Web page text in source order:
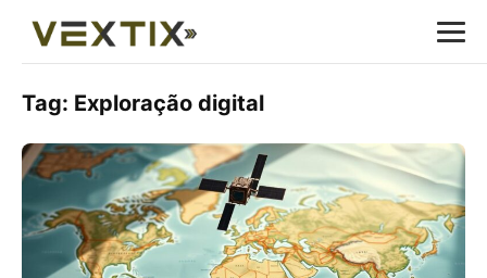
Tag: Exploração digital